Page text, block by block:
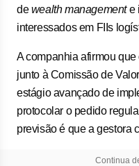
dewealth managemente
interessados em FIIs
A companhia afirmou
junto à Comissão de
estágio avançado de
protocolar o pedido
previsão é que a gestora
Continua